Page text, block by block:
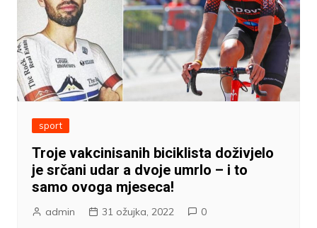
sport
Troje vakcinisanih biciklista doživjelo
je srčani udar a dvoje umrlo – i to
samo ovoga mjeseca!
admin 31 ožujka, 2022 0